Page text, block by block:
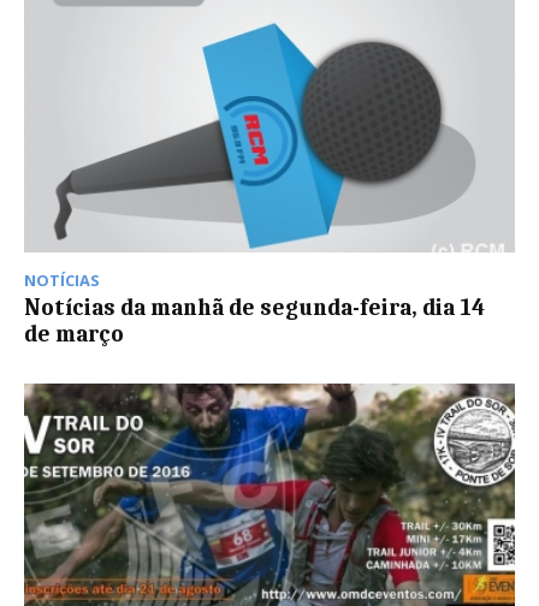
NOTÍCIAS
Notícias da manhã de segunda-feira, dia 14
de março